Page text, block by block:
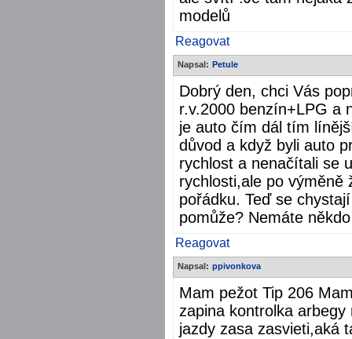
modelů
Reagovat
Napsal: Petule
Dobrý den, chci Vás
r.v.2000 benzín+LPG a
je auto čím dál tím
důvod a když byli auto
rychlost a nenačítali se
rychlosti,ale po výměně
pořádku. Teď se
pomůže? Nemáte
Reagovat
Napsal: ppivonkova
Mam pežot Tip 206
zapina kontrolka
jazdy zasa zasvieti,aká